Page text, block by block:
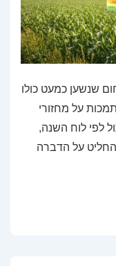
שנשען כמעט כולו
על מחזורי
לפי לוח השנה,
על הדברה